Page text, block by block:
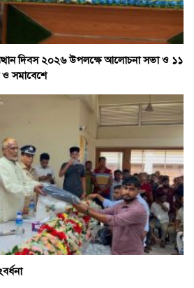
দিবস ২০২৬ উপলক্ষে আলোচনা সভা ও ১১
সমাবেশে